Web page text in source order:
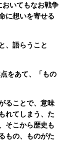
おいてもなお戦争
に想いを寄せる
、語らうこと
をあて、「もの
ることで、意味
れてしまう、た
そこから歴史も
もの、ものがた